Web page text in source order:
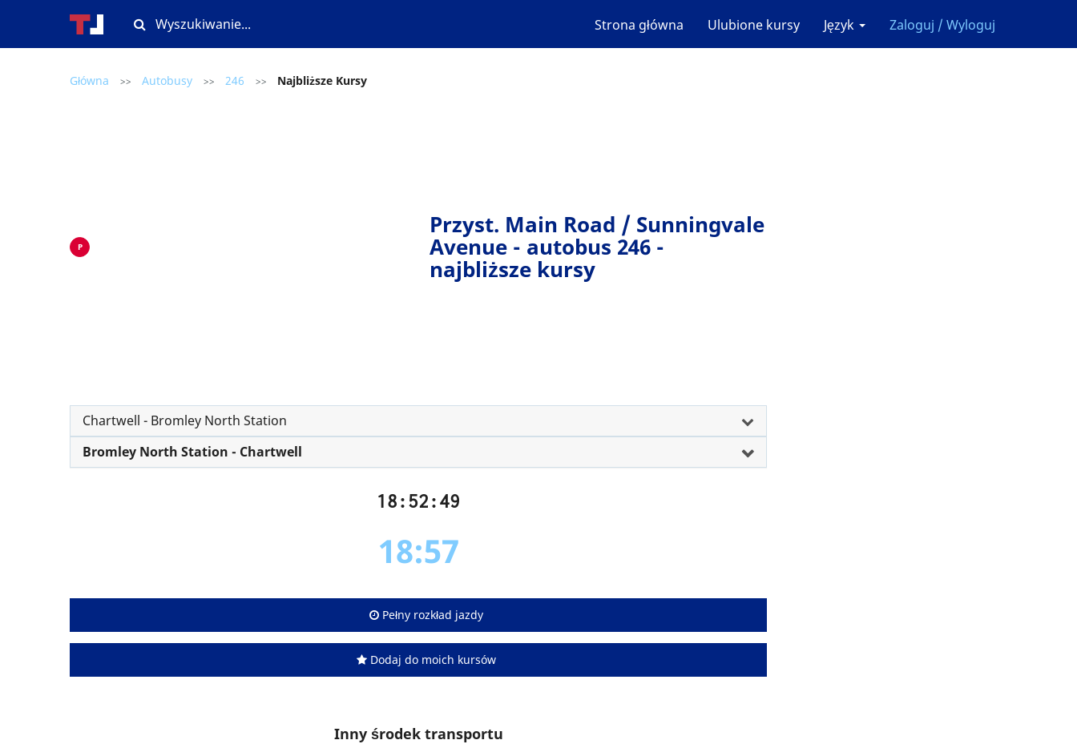
Strona główna Ulubione kursy Język Zaloguj / Wyloguj
Główna >> Autobusy >> 246 >> Najbliższe Kursy
P
Przyst. Main Road / Sunningvale
Avenue - autobus 246 -
najbliższe kursy
Chartwell - Bromley North Station
Bromley North Station - Chartwell
18:52:49
18:57
Pełny rozkład jazdy
Dodaj do moich kursów
Inny środek transportu